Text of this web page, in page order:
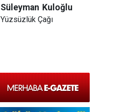
Süleyman Kuloğlu
Yüzsüzlük Çağı